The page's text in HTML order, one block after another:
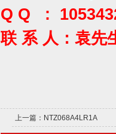
Q Q :
联 系 人：袁先
上一篇： NTZ068A4LR1A